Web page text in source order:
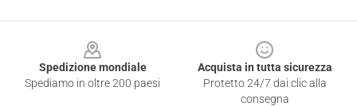
Spedizione mondiale
Spediamo in oltre 200 paesi
Acquista in tutta sicurezza
Protetto 24/7 dai clic alla
consegna